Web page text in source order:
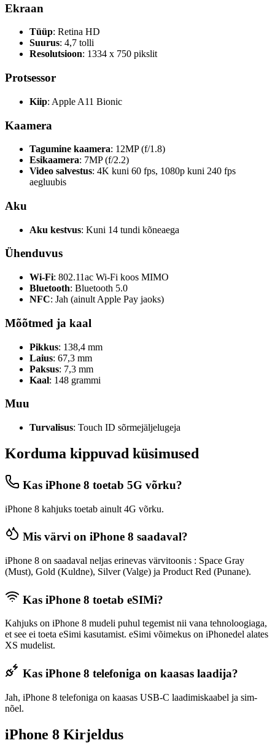
Ekraan
Tüüp: Retina HD
Suurus: 4,7 tolli
Resolutsioon: 1334 x 750 pikslit
Protsessor
Kiip: Apple A11 Bionic
Kaamera
Tagumine kaamera: 12MP (f/1.8)
Esikaamera: 7MP (f/2.2)
Video salvestus: 4K kuni 60 fps, 1080p kuni 240 fps
aegluubis
Aku
Aku kestvus: Kuni 14 tundi kõneaega
Ühenduvus
Wi-Fi: 802.11ac Wi‑Fi koos MIMO
Bluetooth: Bluetooth 5.0
NFC: Jah (ainult Apple Pay jaoks)
Mõõtmed ja kaal
Pikkus: 138,4 mm
Laius: 67,3 mm
Paksus: 7,3 mm
Kaal: 148 grammi
Muu
Turvalisus: Touch ID sõrmejäljelugeja
Korduma kippuvad küsimused
Kas iPhone 8 toetab 5G võrku?
iPhone 8 kahjuks toetab ainult 4G võrku.
Mis värvi on iPhone 8 saadaval?
iPhone 8 on saadaval neljas erinevas värvitoonis : Space Gray
(Must), Gold (Kuldne), Silver (Valge) ja Product Red (Punane).
Kas iPhone 8 toetab eSIMi?
Kahjuks on iPhone 8 mudeli puhul tegemist nii vana tehnoloogiaga,
et see ei toeta eSimi kasutamist. eSimi võimekus on iPhonedel alates
XS mudelist.
Kas iPhone 8 telefoniga on kaasas laadija?
Jah, iPhone 8 telefoniga on kaasas USB-C laadimiskaabel ja sim-
nõel.
iPhone 8 Kirjeldus